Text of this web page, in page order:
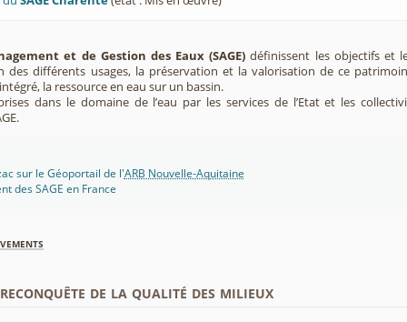
et de Gestion des Eaux (SAGE) définissent les objectifs et
des différents usages, la préservation et la valorisation de ce
la ressource en eau sur un bassin.
dans le domaine de l’eau par les services de l’Etat et les
sur le Géoportail de l'ARB Nouvelle-Aquitaine
des SAGE en France
de la qualité des milieux